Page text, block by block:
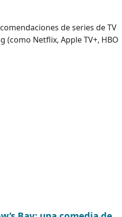
de series de TV
(como Netflix, Apple TV+, HBO